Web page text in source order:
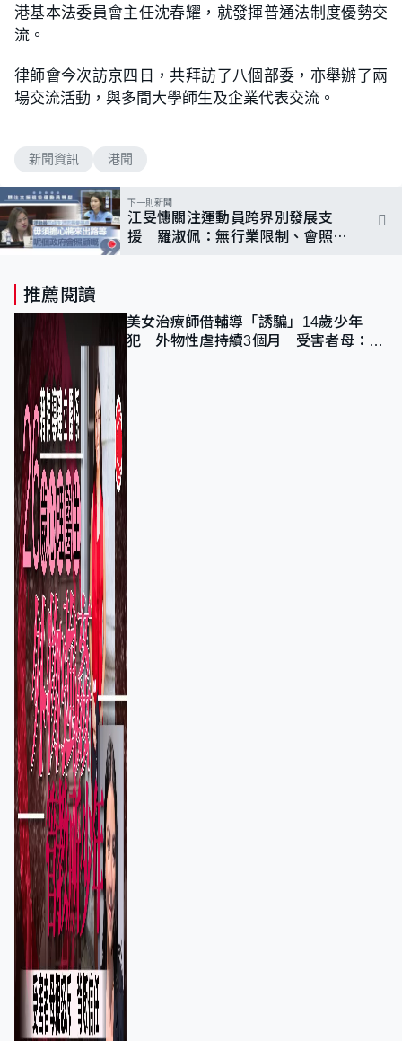
港基本法委員會主任沈春耀，就發揮普通法制度優勢交
流。
律師會今次訪京四日，共拜訪了八個部委，亦舉辦了兩
場交流活動，與多間大學師生及企業代表交流。
新聞資訊 港聞
下一則新聞
江旻憓關注運動員跨界別發展支
援 羅淑佩：無行業限制、會照顧
推薦閱讀
美女治療師借輔導「誘騙」14歲少年
犯 外物性虐持續3個月 受害者母：要